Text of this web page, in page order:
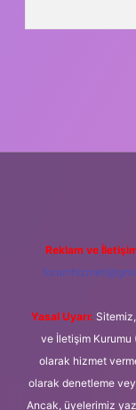
Reklam ve
Yasal Uyarı:
ve İletişim Kurumu
olarak hizmet
olarak denetleme
Ancak, üyelerimiz